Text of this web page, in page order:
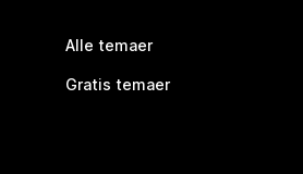
Alle temaer
Gratis temaer